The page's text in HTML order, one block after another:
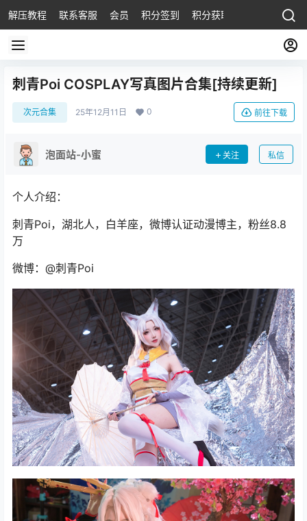
解压教程 联系客服 会员 积分签到 积分获取
刺青Poi COSPLAY写真图片合集[持续更新]
次元合集 25年12月11日 0 前往下载
泡面站-小蜜 关注 私信
个人介绍：
刺青Poi，湖北人，白羊座，微博认证动漫博主，粉丝8.8
万
微博：@刺青Poi